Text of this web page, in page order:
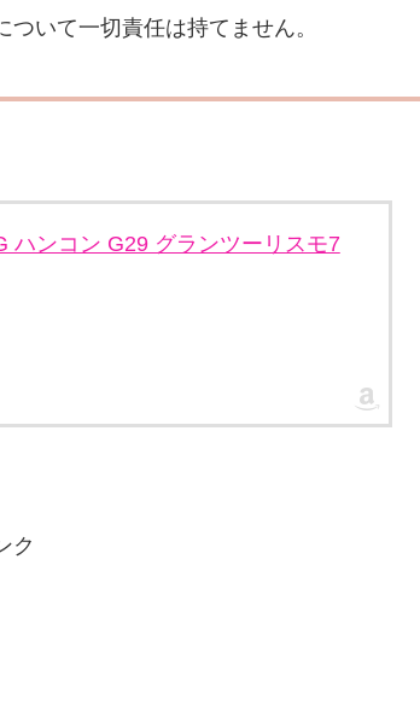
いて一切責任は持てません。
ハンコン G29 グランツーリスモ7
ク